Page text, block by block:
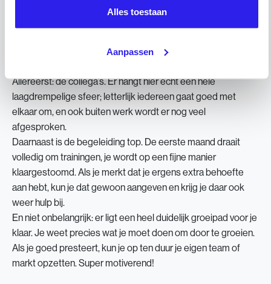
Alles toestaan
Aanpassen
Waarom zou jij mensen aanraden
om bij Barnes te komen werken?
Allereerst: de collega’s. Er hangt hier echt een hele
laagdrempelige sfeer; letterlijk iedereen gaat goed met
elkaar om, en ook buiten werk wordt er nog veel
afgesproken.
Daarnaast is de begeleiding top. De eerste maand draait
volledig om trainingen, je wordt op een fijne manier
klaargestoomd. Als je merkt dat je ergens extra behoefte
aan hebt, kun je dat gewoon aangeven en krijg je daar ook
weer hulp bij.
En niet onbelangrijk: er ligt een heel duidelijk groeipad voor je
klaar. Je weet precies wat je moet doen om door te groeien.
Als je goed presteert, kun je op ten duur je eigen team of
markt opzetten. Super motiverend!